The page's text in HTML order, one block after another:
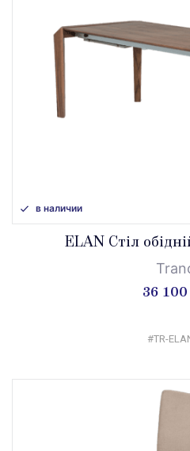
в наличии
ELAN Стіл
36
#TR-